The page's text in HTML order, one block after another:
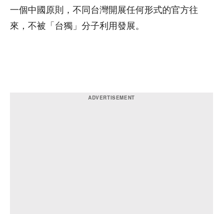
一個中國原則，不同台灣開展任何形式的官方往
來，不被「台獨」分子利用發展。